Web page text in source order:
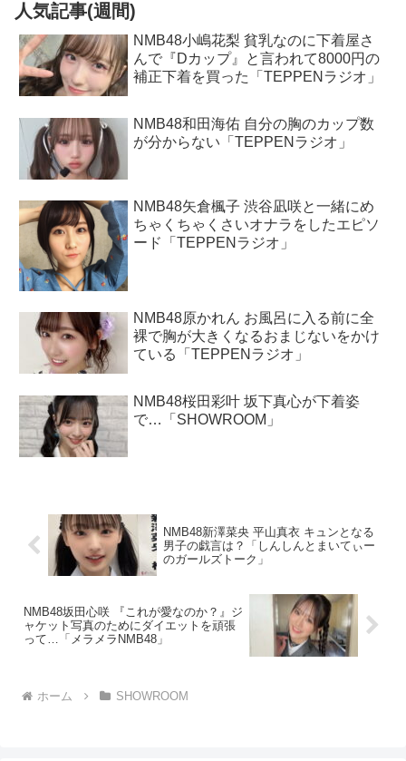
人気記事(週間)
NMB48小嶋花梨 貧乳なのに下着屋さ
んで『Dカップ』と言われて8000円の
補正下着を買った「TEPPENラジオ」
NMB48和田海佑 自分の胸のカップ数
が分からない「TEPPENラジオ」
NMB48矢倉楓子 渋谷凪咲と一緒にめ
ちゃくちゃくさいオナラをしたエピソ
ード「TEPPENラジオ」
NMB48原かれん お風呂に入る前に全
裸で胸が大きくなるおまじないをかけ
ている「TEPPENラジオ」
NMB48桜田彩叶 坂下真心が下着姿
で…「SHOWROOM」
NMB48新澤菜央 平山真衣 キュンとなる
男子の戯言は？「しんしんとまいてぃー
のガールズトーク」
NMB48坂田心咲 『これが愛なのか？』ジ
ャケット写真のためにダイエットを頑張
って…「メラメラNMB48」
ホーム SHOWROOM